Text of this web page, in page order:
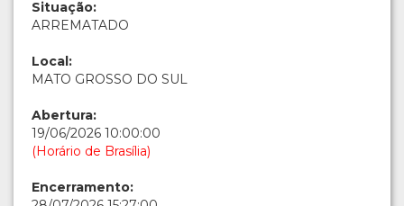
Situação:
ARREMATADO
Local:
MATO GROSSO DO SUL
Abertura:
19/06/2026 10:00:00
(Horário de Brasília)
Encerramento: